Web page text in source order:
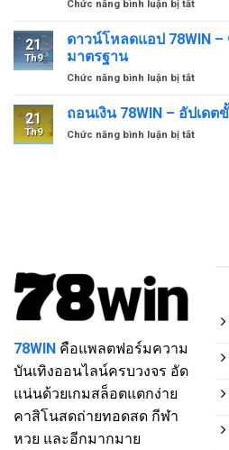
–
การ
ที่
จำเป็น
Chức năng bình luận bị tắtở
ความ
ตัว
กุญแจ
การ
21
Th9
ดาวน์โหลดแอป 78WIN
มาตรฐาน
Chức năng bình luận bị tắtở
โหลด
78WIN
21
Th9
ถอนเงิน 78WIN – อัปเด
Chức năng bình luận bị tắtở
78WIN คือแพลตฟอร์มความ
บันเทิงออนไลน์ครบวงจร อัด
แน่นด้วยเกมสล็อตแตกง่าย
คาสิโนสดถ่ายทอดสด กีฬา
หวย และอีกมากมาย